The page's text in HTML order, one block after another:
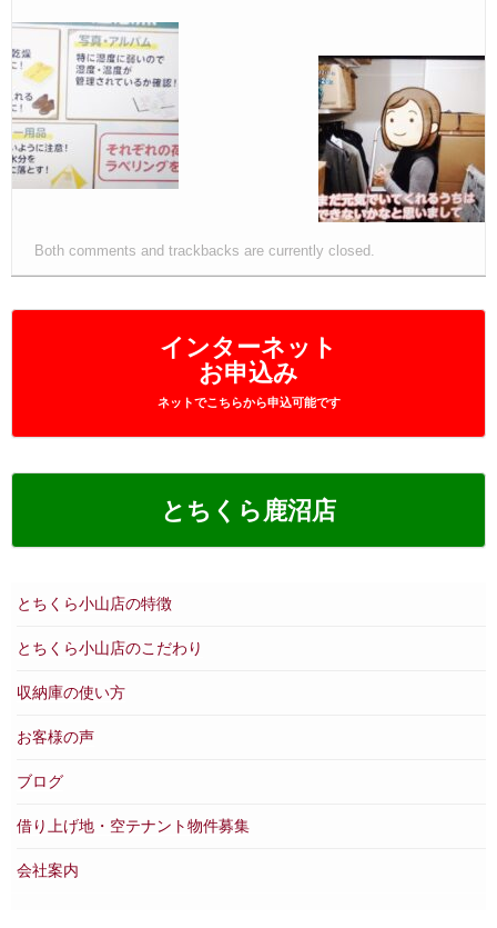
インターネット
お申込み
ネットでこちらから申込可能です
とちくら鹿沼店
とちくら小山店の特徴
とちくら小山店のこだわり
収納庫の使い方
お客様の声
ブログ
借り上げ地・空テナント物件募集
会社案内
Both comments and trackbacks are currently closed.